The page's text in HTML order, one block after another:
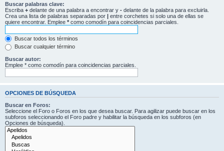
Buscar palabras clave:
Escriba + delante de una palabra a encontrar y - delante de la palabra para excluirla.
Crea una lista de palabras separadas por | entre corchetes si solo una de ellas se
quiere encontrar. Emplee * como comodín para coincidencias parciales.
Buscar todos los términos
Buscar cualquier término
Buscar autor:
Emplee * como comodín para coincidencias parciales.
OPCIONES DE BÚSQUEDA
Buscar en Foros:
Seleccione el Foro o Foros en los que desea buscar. Para agilizar puede buscar en los
subforos seleccionando el Foro padre y habilitar la búsqueda en los subforos (en
Opciones de búsqueda).